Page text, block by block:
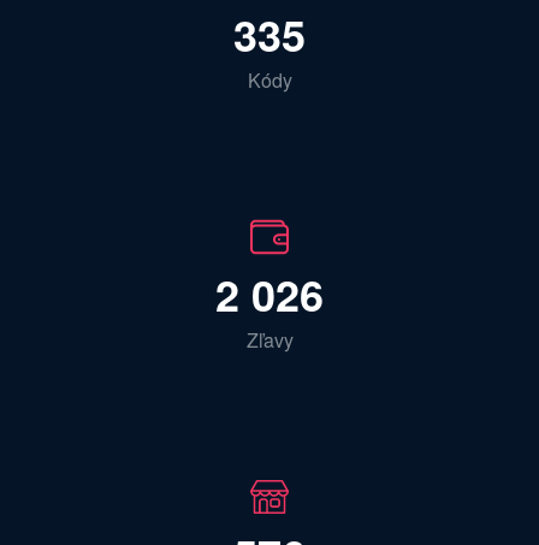
335
Kódy
2 026
Zľavy